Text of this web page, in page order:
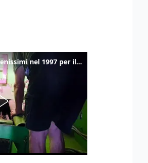
Ecco il tanko usato dai Serenissimi nel 1997 per il blitz a San Marco